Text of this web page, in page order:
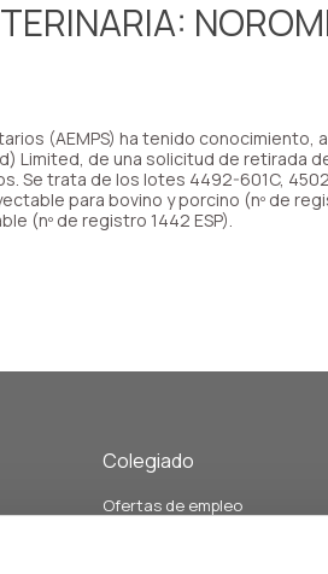
(AEMPS) ha tenido conocimiento,
Limited, de una solicitud de retirada
Se trata de los lotes 4492-601C,
para bovino y porcino (nº de
(nº de registro 1442 ESP).
Colegiado
Ofertas de empleo